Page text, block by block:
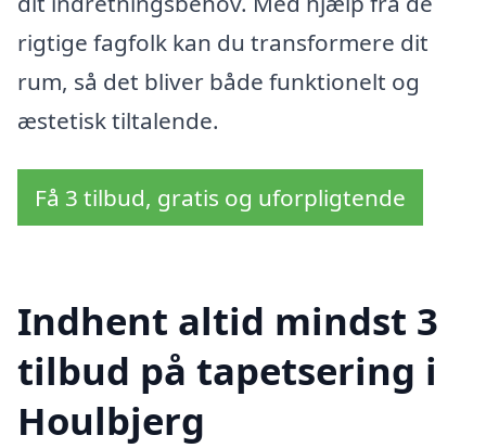
rigtige fagfolk kan du transformere dit
rum, så det bliver både funktionelt og
æstetisk tiltalende.
Få 3 tilbud, gratis og uforpligtende
Indhent altid mindst 3
tilbud på tapetsering i
Houlbjerg